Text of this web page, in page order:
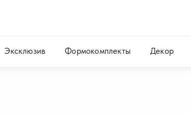
Эксклюзив Формокомплекты Декор